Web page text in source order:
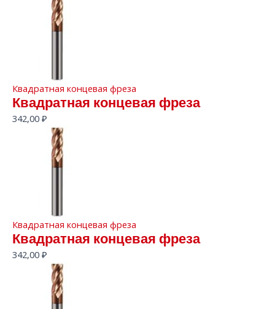
Квадратная концевая фреза
Квадратная концевая фреза
342,00 ₽
Квадратная концевая фреза
Квадратная концевая фреза
342,00 ₽